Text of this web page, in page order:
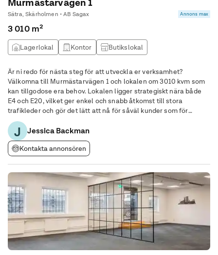
Sätra, Skärholmen • AB Sagax Annons max
3 010 m²
Lagerlokal Kontor
Butikslokal
Är ni redo för nästa steg för att utveckla er verksamhet?
Välkomna till Murmästarvägen 1 och lokalen om 3010 kvm som
kan tillgodose era behov. Lokalen ligger strategiskt nära både
E4 och E20, vilket ger enkel och snabb åtkomst till stora
trafikleder och gör det lätt att nå för såväl kunder som för
anställda. Varje dag passerar ca 100 000 bilar fastigheten på E4
och E20 vilket ger ett fantastiskt
J Jessica Backman
Kontakta annonsören